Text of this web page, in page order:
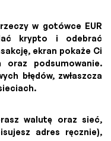
w gotówce EUR
krypto i odebrać
ekran pokaże Ci
oraz podsumowanie.
błędów, zwłaszcza
walutę oraz sieć,
adres ręcznie),